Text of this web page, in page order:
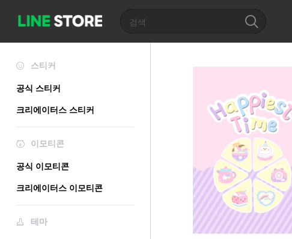
스티커
공식 스티커
크리에이터스 스티커
이모티콘
공식 이모티콘
크리에이터스 이모티콘
테마